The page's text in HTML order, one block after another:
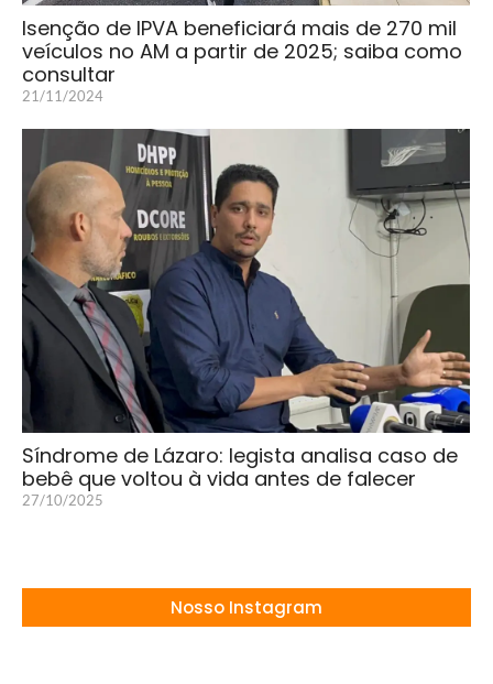
Isenção de IPVA beneficiará mais de 270 mil
veículos no AM a partir de 2025; saiba como
consultar
21/11/2024
Síndrome de Lázaro: legista analisa caso de
bebê que voltou à vida antes de falecer
27/10/2025
Nosso Instagram